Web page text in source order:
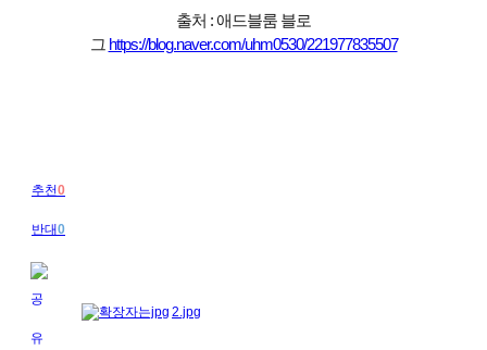
출처 : 애드블룸 블로
그 https://blog.naver.com/uhm0530/221977835507
추천0
반대0
2.jpg